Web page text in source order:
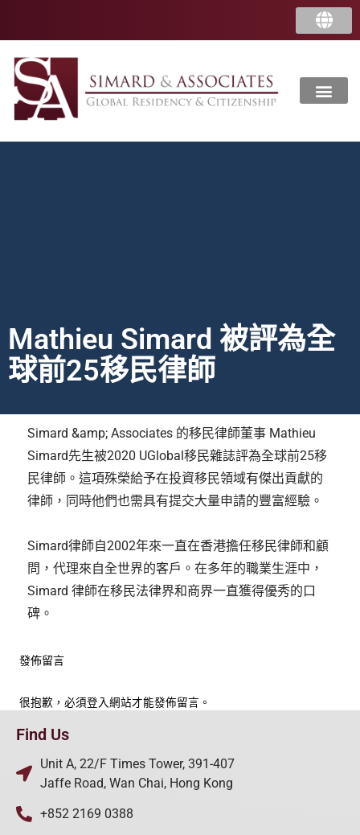
Mathieu Simard 被評為全
球前25移民律師
Simard &amp; Associates 的移民律師董事 Mathieu
Simard先生被2020 UGlobal移民雜誌評為全球前25移
民律師。這項殊榮給予在投資移民領域有傑出貢獻的
律師，同時他們也需具有提交大量申請的豐富經驗。
Simard律師自2002年來一直在香港擔任移民律師和顧
問，代理來自全世界的客戶。在多年的職業生涯中，
Simard 律師在移民法律界和商界一直獲得優秀的口
碑。
發佈留言
很抱歉，必須登入網站才能發佈留言。
Find Us
Unit A, 22/F Times Tower, 391-407
Jaffe Road, Wan Chai, Hong Kong
+852 2169 0388